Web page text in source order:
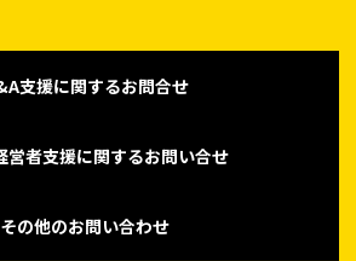
支援に関するお問合せ
営者支援に関するお問い合せ
その他のお問い合わせ